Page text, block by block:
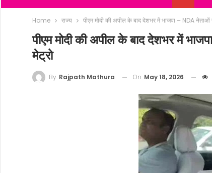
Home राज्य पीएम मोदी की अपील के बाद देशभर में भाजपा – NDA
पीएम मोदी की अपील के बाद देशभर में
मेट्रो
By Rajpath Mathura On May 18, 2026